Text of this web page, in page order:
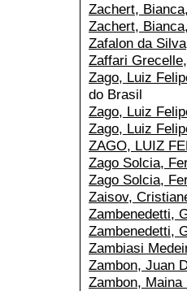
Zachert, Bianca
Zachert, Bianca
Zafalon da
Zaffari
Zago, Luiz
do Brasil
Zago, Luiz
Zago, Luiz
ZAGO, LUIZ
Zago Solcia,
Zago Solcia,
Zaisov,
Zambenedetti,
Zambenedetti,
Zambiasi
Zambon, Juan
Zambon, Maina